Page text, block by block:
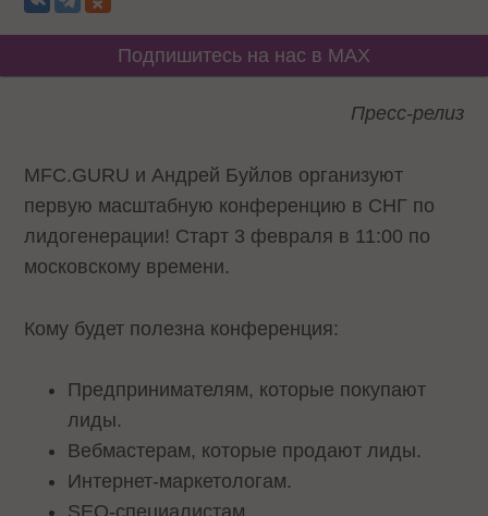
Подпишитесь на нас в MAX
Пресс-релиз
MFC.GURU и Андрей Буйлов организуют
первую масштабную конференцию в СНГ по
лидогенерации! Старт 3 февраля в 11:00 по
московскому времени.
Кому будет полезна конференция:
Предпринимателям, которые покупают
лиды.
Вебмастерам, которые продают лиды.
Интернет-маркетологам.